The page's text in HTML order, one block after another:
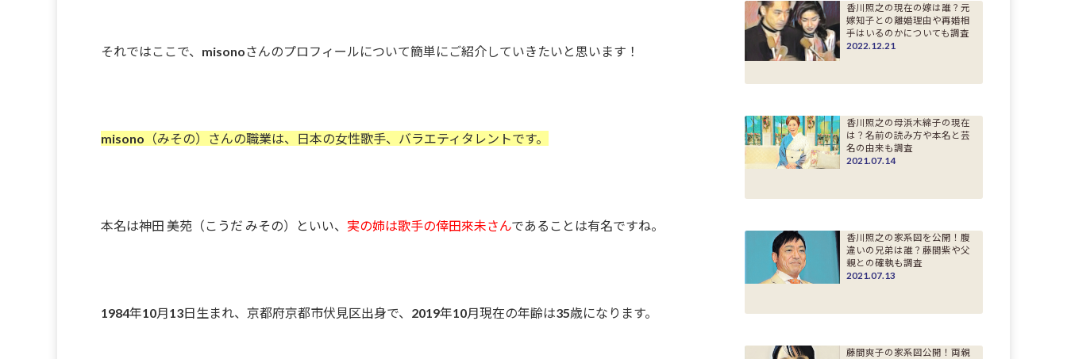
それではここで、misonoさんのプロフィールについて簡単にご紹介していきたいと思います！
misono（みその）さんの職業は、日本の女性歌手、バラエティタレントです。
本名は神田 美苑（こうだ みその）といい、 実の姉は歌手の倖田來未さんであることは有名ですね。
1984年10月13日生まれ、京都府京都市伏見区出身で、2019年10月現在の年齢は35歳になります。
香川照之の現在の嫁は誰？元
嫁知子との離婚理由や再婚相
手はいるのかについても調査
2022.12.21
香川照之の母浜木綿子の現在
は？名前の読み方や本名と芸
名の由来も調査
2021.07.14
香川照之の家系図を公開！腹
違いの兄弟は誰？藤間紫や父
親との確執も調査
2021.07.13
藤間爽子の家系図公開！両親